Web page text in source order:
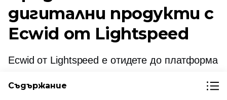
дигитални продукти с
Ecwid от Lightspeed
Ecwid от Lightspeed е отидете доплатформа
пълен с функции, създадени специално за
Съдържание